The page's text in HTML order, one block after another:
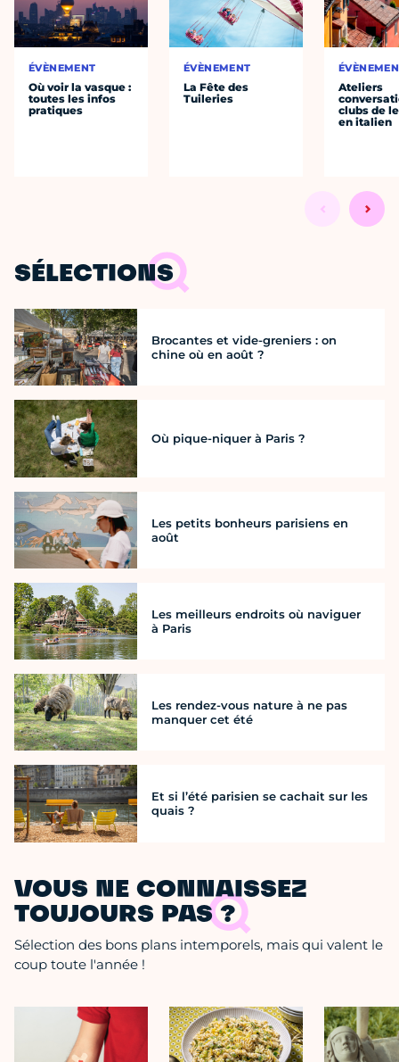
ÉVÈNEMENT
Où voir la vasque :
toutes les infos
pratiques
ÉVÈNEMENT
La Fête des
Tuileries
Ateliers
clubs de
en italien
SÉLECTIONS
Brocantes et vide-greniers : on
chine où en août ?
Où pique-niquer à Paris ?
Les petits bonheurs parisiens en
août
Les meilleurs endroits où naviguer
à Paris
Les rendez-vous nature à ne pas
manquer cet été
Et si l’été parisien se cachait sur les
quais ?
VOUS NE CONNAISSEZ
TOUJOURS PAS ?
Sélection des bons plans intemporels, mais qui valent le
coup toute l'année !